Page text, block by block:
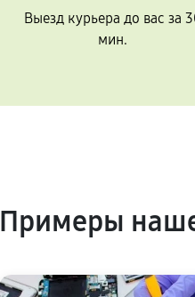
Выезд курьера до вас за
мин.
Примеры